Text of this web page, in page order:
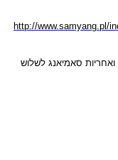
http://www.samyang.pl/
סאמיאנג לשלוש